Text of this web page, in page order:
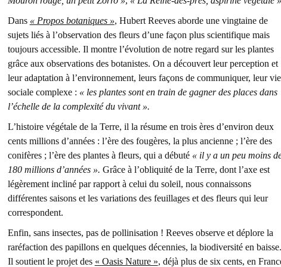
Dans « Propos botaniques », Hubert Reeves aborde une vingtaine de
sujets liés à l’observation des fleurs d’une façon plus scientifique mais
toujours accessible. Il montre l’évolution de notre regard sur les plantes
grâce aux observations des botanistes. On a découvert leur perception et
leur adaptation à l’environnement, leurs façons de communiquer, leur vie
sociale complexe : « les plantes sont en train de gagner des places dans
l’échelle de la complexité du vivant ».
L’histoire végétale de la Terre, il la résume en trois ères d’environ deux
cents millions d’années : l’ère des fougères, la plus ancienne ; l’ère des
conifères ; l’ère des plantes à fleurs, qui a débuté « il y a un peu moins
180 millions d’années ». Grâce à l’obliquité de la Terre, dont l’axe est
légèrement incliné par rapport à celui du soleil, nous connaissons
différentes saisons et les variations des feuillages et des fleurs qui leur
correspondent.
Enfin, sans insectes, pas de pollinisation ! Reeves observe et déplore la
raréfaction des papillons en quelques décennies, la biodiversité en baisse.
Il soutient le projet des « Oasis Nature », déjà plus de six cents, en